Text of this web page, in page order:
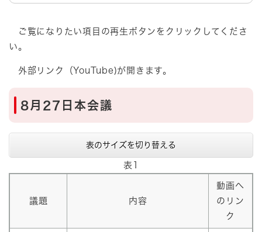
ご覧になりたい項目の再生ボタンをクリックしてくださ
い。
外部リンク（YouTube)が開きます。
8月27日本会議
表のサイズを切り替える
表1
議題 内容
動画へ
のリン
ク